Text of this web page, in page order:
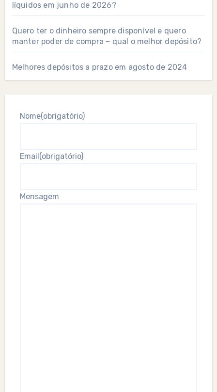
líquidos em junho de 2026?
Quero ter o dinheiro sempre disponível e quero
manter poder de compra – qual o melhor depósito?
Melhores depósitos a prazo em agosto de 2024
Nome(obrigatório)
Email (obrigatório)
Mensagem